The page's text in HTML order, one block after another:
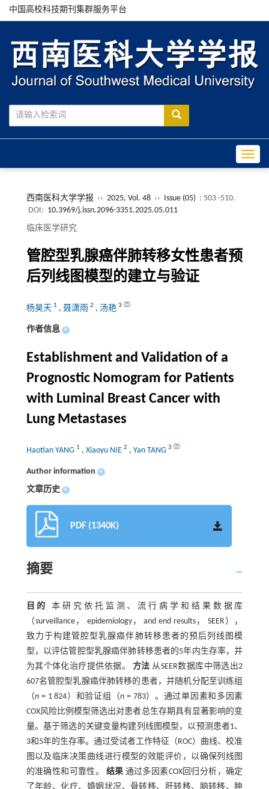
中国高校科技期刊集群服务平台
西南医科大学学报 ›› 2025, Vol. 48 ›› Issue (05) : 503 -510.
DOI: 10.3969/j.issn.2096-3351.2025.05.011
临床医学研究
管腔型乳腺癌伴肺转移女性患者预
后列线图模型的建立与验证
杨昊天 1 , 聂潇雨 2 , 汤艳 3
作者信息 +
Establishment and Validation of a
Prognostic Nomogram for Patients
with Luminal Breast Cancer with
Lung Metastases
Haotian YANG 1 , Xiaoyu NIE 2 , Yan TANG 3
Author information +
文章历史 +
PDF (1340K)
摘要
目的
本研究依托监测、流行病学和结果数据库
（surveillance， epidemiology， and end results， SEER），
致力于构建管腔型乳腺癌伴肺转移患者的预后列线图模
型，以评估管腔型乳腺癌伴肺转移患者的5年内生存率，并
为其个体化治疗提供依据。 方法 从SEER数据库中筛选出2
607名管腔型乳腺癌伴肺转移的患者，并随机分配至训练组
（n = 1 824）和验证组（n = 783）。通过单因素和多因素
COX风险比例模型筛选出对患者总生存期具有显著影响的变
量。基于筛选的关键变量构建列线图模型，以预测患者1、
3和5年的生存率。通过受试者工作特征（ROC）曲线、校准
图以及临床决策曲线进行模型的效能评价，以确保列线图
的准确性和可靠性。 结果 通过多因素COX回归分析，确定
了年龄、化疗、婚姻状况、骨转移、肝转移、脑转移、肿